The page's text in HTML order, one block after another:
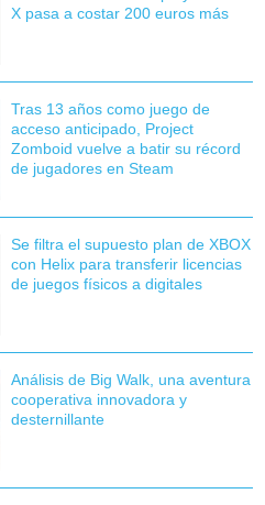
X pasa a costar 200 euros más
Tras 13 años como juego de
acceso anticipado, Project
Zomboid vuelve a batir su récord
de jugadores en Steam
Se filtra el supuesto plan de XBOX
con Helix para transferir licencias
de juegos físicos a digitales
Análisis de Big Walk, una aventura
cooperativa innovadora y
desternillante